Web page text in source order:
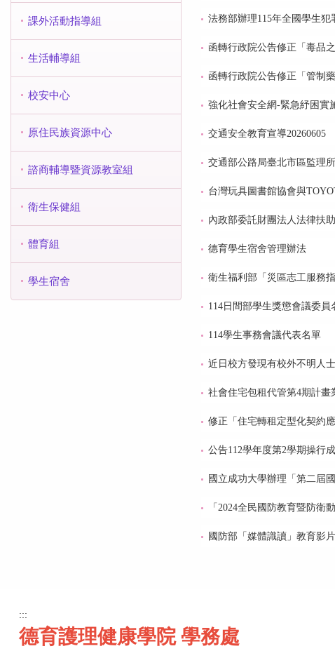
課外活動指導組
生活輔導組
校安中心
原住民族資源中心
諮商輔導暨資源教室組
衛生保健組
體育組
學生宿舍
法務部辦理115年全國學生
函轉行政院公告修正「毒品
函轉行政院公告修正「管制
強化社會安全網-緊急紓困實
交通安全教育宣導20260605
交通部公路局臺北市區監理
台灣玩具圖書館協會與
內政部委託財團法人法律扶
德育學生宿舍管理辦法
衛生福利部「災區志工服務指
114日間部學生獎懲會議委員
114學生事務會議代表名單
近日校方發現有校外不明人
社會住宅包租代管第4期計畫
修正「住宅轉租定型化契約
公告112學年度第2學期操行
國立成功大學辦理「第二屆
「2024全民國防教育暨防
國防部「媒體識讀」教育影片
:::
德育護理健康學院 學務處